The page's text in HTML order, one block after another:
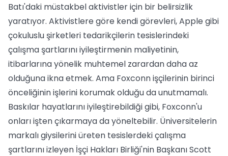
Batı'daki müstakbel aktivistler için bir belirsizlik
yaratıyor. Aktivistlere göre kendi görevleri, Apple gibi
çokuluslu şirketleri tedarikçilerin tesislerindeki
çalışma şartlarını iyileştirmenin maliyetinin,
itibarlarına yönelik muhtemel zarardan daha az
olduğuna ikna etmek. Ama Foxconn işçilerinin birinci
önceliğinin işlerini korumak olduğu da unutmamalı.
Baskılar hayatlarını iyileştirebildiği gibi, Foxconn'u
onları işten çıkarmaya da yöneltebilir. Üniversitelerin
markalı giysilerini üreten tesislerdeki çalışma
şartlarını izleyen İşçi Hakları Birliği'nin Başkanı Scott